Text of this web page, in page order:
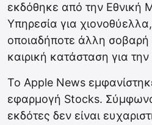
εκδόθηκε από την Εθνική
Υπηρεσία για
οποιαδήποτε άλλη σοβαρή
καιρική κατάσταση για
Το Apple News
εφαρμογή Stocks.
εκδότες δεν είναι